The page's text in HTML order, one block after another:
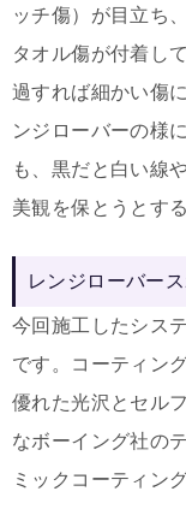
ッチ傷）が目立ち
タオル傷が付着し
過すれば細かい傷
ンジローバーの様
も、黒だと白い線
美観を保とうとす
レンジローバー
今回施工したシス
です。コーティン
優れた光沢とセル
なボーイング社の
ミックコーティン